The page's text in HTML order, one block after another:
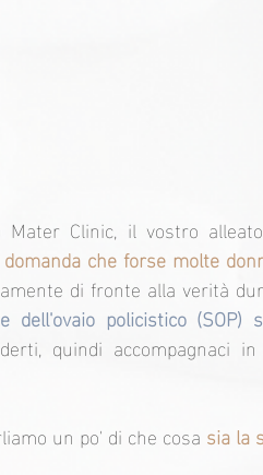
Mater Clinic, il vostro
che forse molte
di fronte alla verità
dell'ovaio policistico
quindi accompagnaci
un po' di che cosa sia la